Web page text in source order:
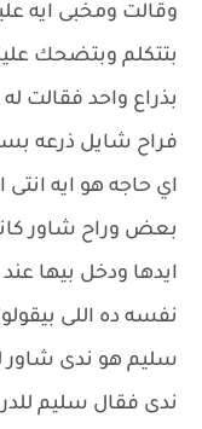
وقالت ومخبى ايه
بتتكلم وبتضحك
بذراع واحد فقالت
فراح شايل ذرعه
اي حاجه هو ايه
بعض وراح شاور
ايدها ودخل بيها
نفسه ده اللى
سليم هو ندى شاور
ندى فقال سليم